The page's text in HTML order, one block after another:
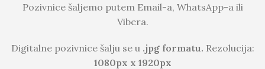
Pozivnice šaljemo putem Email-a, WhatsApp-a ili
Vibera.
Digitalne pozivnice šalju se u .jpg formatu. Rezolucija:
1080px x 1920px